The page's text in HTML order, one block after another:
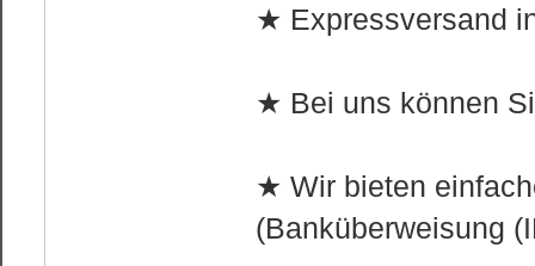
★ Expressversand
★ Bei uns können
★ Wir bieten
(Banküberweisung